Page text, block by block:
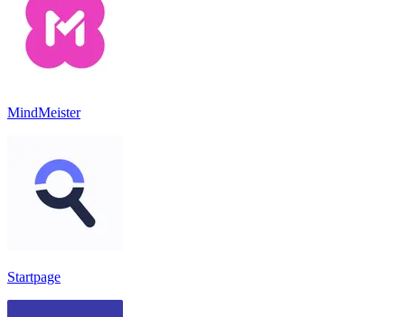
MindMeister
Startpage